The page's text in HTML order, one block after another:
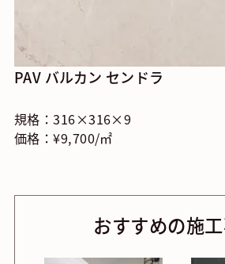
PAV バルカン センドラ
規格：316×316×9
価格：¥9,700/㎡
おすすめの施